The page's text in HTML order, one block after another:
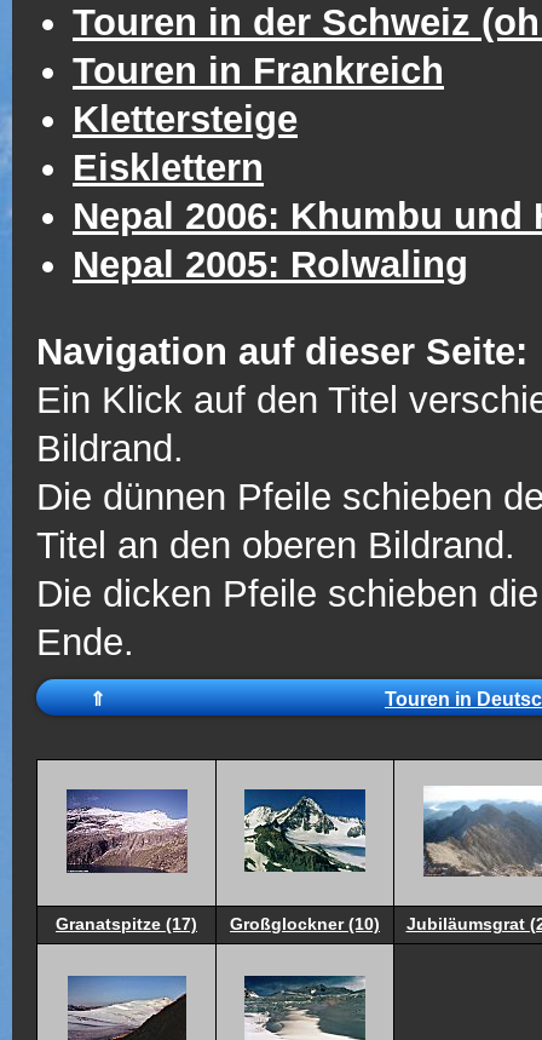
Touren in der Schweiz
Touren in Frankreich
Klettersteige
Eisklettern
Nepal 2006: Khumbu und
Nepal 2005: Rolwaling
Navigation auf dieser Seite:
Ein Klick auf den Titel
Bildrand.
Die dünnen Pfeile schieben
Titel an den oberen Bildrand.
Die dicken Pfeile schieben
Ende.
⇑ Touren in
Granatspitze (17) Großglockner (10) Jubiläumsgrat